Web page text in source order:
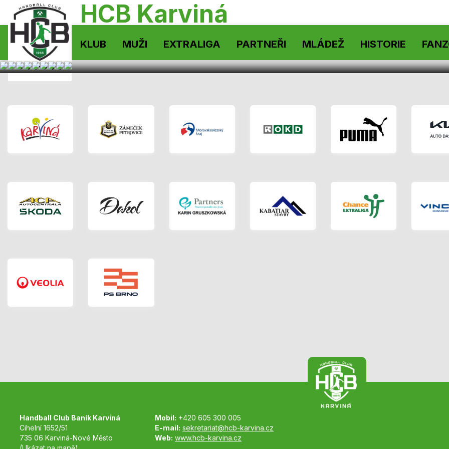
HCB Karviná
KLUB MUŽI EXTRALIGA PARTNEŘI MLÁDEŽ HISTORIE
Handball Club Baník Karviná
Cihelní 1652/51
735 06 Karviná-Nové Město
Mobil: +420 605 300 005
E-mail: sekretariat@hcb-karvina.cz
Web: www.hcb-karvina.cz